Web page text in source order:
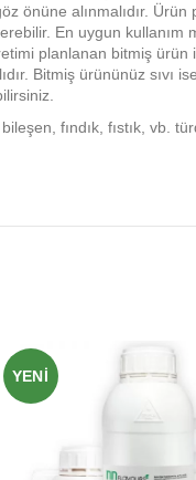
önüne alınmalıdır.
En uygun
planlanan bitmiş
Bitmiş ürününüz sıvı
bileşen, fındık, fıstık,
YENI